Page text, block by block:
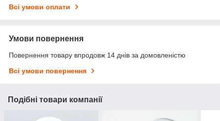
Всі умови оплати
Умови повернення
Повернення товару впродовж 14 днів за домовленістю
Всі умови повернення
Подібні товари компанії